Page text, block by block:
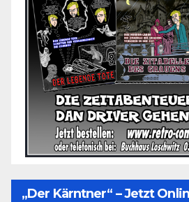
„Der Kärntner“ – Jetzt